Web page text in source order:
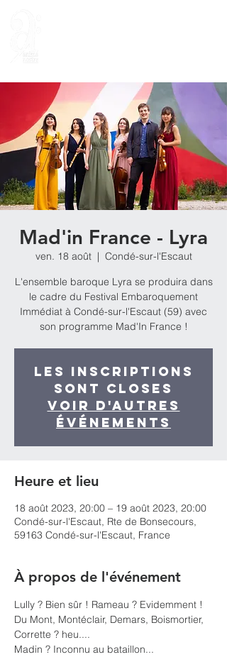
Mad'in France - Lyra
ven. 18 août
  |
Condé-sur-l'Escaut
L'ensemble baroque Lyra se produira dans
le cadre du Festival Embaroquement
Immédiat à Condé-sur-l'Escaut (59) avec
son programme Mad'In France !
Les inscriptions
sont closes
Voir d'autres
événements
Heure et lieu
18 août 2023, 20:00 – 19 août 2023, 20:00
Condé-sur-l'Escaut, Rte de Bonsecours,
59163 Condé-sur-l'Escaut, France
À propos de l'événement
Lully ? Bien sûr ! Rameau ? Evidemment !
Du Mont, Montéclair, Demars, Boismortier,
Corrette ? heu....
Madin ? Inconnu au bataillon...